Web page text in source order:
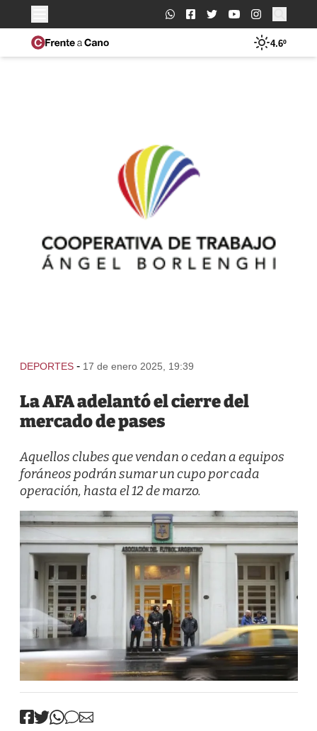
Buscar:
4.6º
DEPORTES - 17 de enero 2025, 19:39
La AFA adelantó el cierre del
mercado de pases
Aquellos clubes que vendan o cedan a equipos
foráneos podrán sumar un cupo por cada
operación, hasta el 12 de marzo.